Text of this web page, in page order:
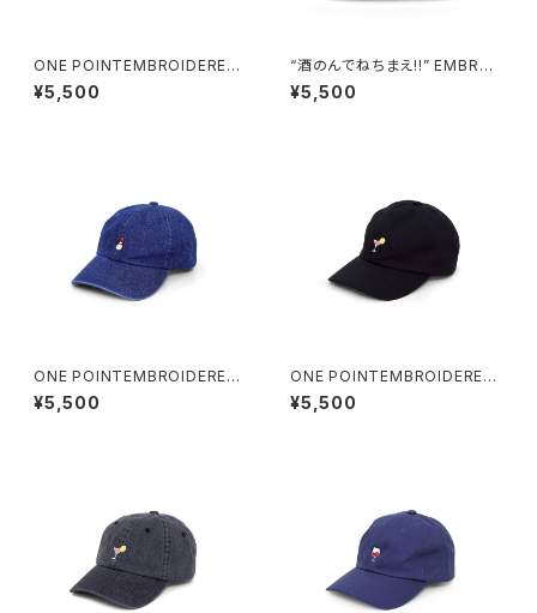
ONE POINTEMBROIDERED
CAP “whiskey” cotton
¥5,500
“酒のんでねちまえ!!” EMBROI
¥5,500
ONE POINTEMBROIDERED
CAP “whiskey” denim
¥5,500
ONE POINTEMBROIDERED
CAP “cocktail” cotton
¥5,500